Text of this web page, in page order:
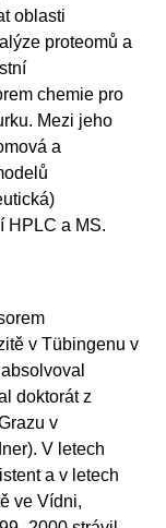
oblasti
proteomů a
chemie pro
Mezi jeho
a
HPLC a MS.
v Tübingenu v
doktorát z
v
V letech
a v letech
ve Vídni,